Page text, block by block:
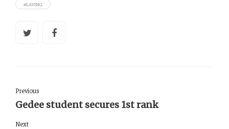
#LAYING
Previous
Gedee student secures 1st rank
Next